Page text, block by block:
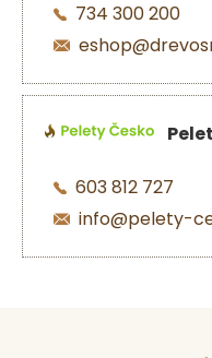
734 300 200
603 812 727
info@pelety-